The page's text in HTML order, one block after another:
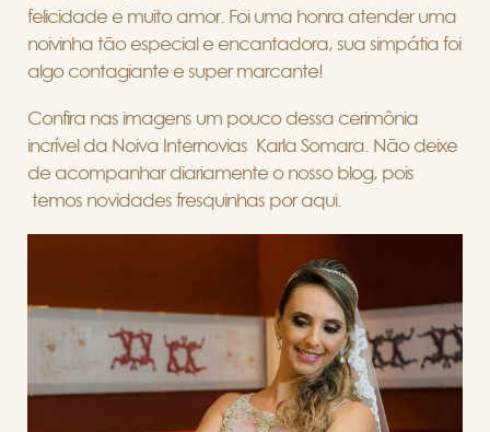
felicidade e muito amor. Foi uma honra atender uma
noivinha tão especial e encantadora, sua simpátia foi
algo contagiante e super marcante!
Confira nas imagens um pouco dessa cerimônia
incrível da Noiva Internovias Karla Somara. Não deixe
de acompanhar diariamente o nosso blog, pois
temos novidades fresquinhas por aqui.